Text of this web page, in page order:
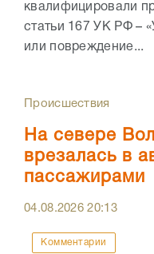
квалифицировали
статьи 167 УК РФ –
или повреждение...
Происшествия
На севере
врезалась в
пассажирами
04.08.202620:13
Комментарии